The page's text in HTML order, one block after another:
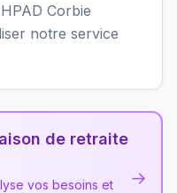
Corbie
notre service
de retraite
vos besoins et
→